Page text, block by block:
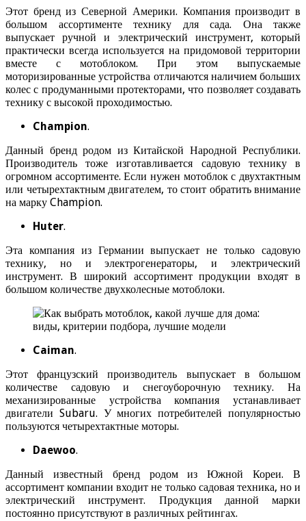
Этот бренд из Северной Америки. Компания производит в
большом ассортименте технику для сада. Она также
выпускает ручной и электрический инструмент, который
практически всегда используется на придомовой территории
вместе с мотоблоком. При этом выпускаемые
моторизированные устройства отличаются наличием больших
колес с продуманными протекторами, что позволяет создавать
технику с высокой проходимостью.
Champion.
Данный бренд родом из Китайской Народной Республики.
Производитель тоже изготавливается садовую технику в
огромном ассортименте. Если нужен мотоблок с двухтактным
или четырехтактным двигателем, то стоит обратить внимание
на марку Champion.
Huter.
Эта компания из Германии выпускает не только садовую
технику, но и электрогенераторы, и электрический
инструмент. В широкий ассортимент продукции входят в
большом количестве двухколесные мотоблоки.
Caiman.
Этот французский производитель выпускает в большом
количестве садовую и снегоуборочную технику. На
механизированные устройства компания устанавливает
двигатели Subaru. У многих потребителей популярностью
пользуются четырехтактные моторы.
Daewoo.
Данный известный бренд родом из Южной Кореи. В
ассортимент компании входит не только садовая техника, но и
электрический инструмент. Продукция данной марки
постоянно присутствуют в различных рейтингах.